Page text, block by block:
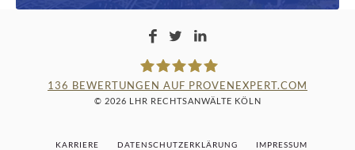
136 BEWERTUNGEN AUF PROVENEXPERT.COM
© 2026 LHR RECHTSANWÄLTE KÖLN
KARRIERE DATENSCHUTZERKLÄRUNG IMPRESSUM